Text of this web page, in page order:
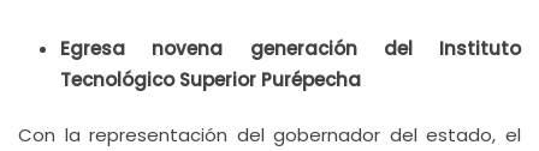
Egresa novena generación del Instituto
Tecnológico Superior Purépecha
Con la representación del gobernador del estado, el